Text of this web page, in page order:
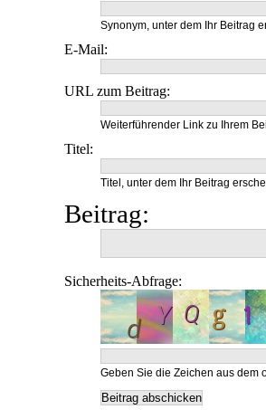
Synonym, unter dem Ihr Beitrag
E-Mail:
URL zum Beitrag:
Weiterführender Link zu Ihrem
Titel:
Titel, unter dem Ihr Beitrag
Beitrag:
Sicherheits-Abfrage:
Geben Sie die Zeichen aus dem